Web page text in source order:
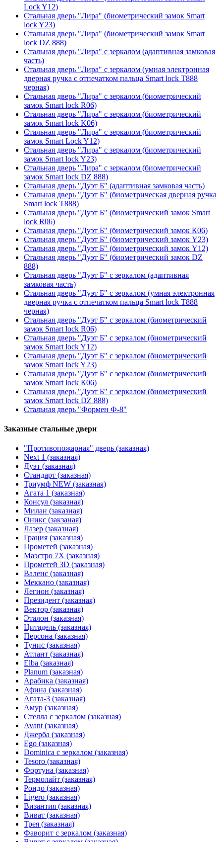
Lock Y12)
Стальная дверь "Лира" (биометрический замок Smart
lock Y23)
Стальная дверь "Лира" (биометрический замок Smart
lock DZ 888)
Стальная дверь "Лира" с зеркалом (адаптивная замковая
часть)
Стальная дверь "Лира" с зеркалом (умная электронная
дверная ручка с отпечатком пальца Smart lock T888
черная)
Стальная дверь "Лира" с зеркалом (биометрический
замок Smart lock R06)
Стальная дверь "Лира" с зеркалом (биометрический
замок Smart lock K06)
Стальная дверь "Лира" с зеркалом (биометрический
замок Smart Lock Y12)
Стальная дверь "Лира" с зеркалом (биометрический
замок Smart lock Y23)
Стальная дверь "Лира" с зеркалом (биометрический
замок Smart lock DZ 888)
Стальная дверь "Дуэт Б" (адаптивная замковая часть)
Стальная дверь "Дуэт Б" (биометрическая дверная ручка
Smart lock T888)
Стальная дверь "Дуэт Б" (биометрический замок Smart
lock R06)
Стальная дверь "Дуэт Б" (биометрический замок К06)
Стальная дверь "Дуэт Б" (биометрический замок Y23)
Стальная дверь "Дуэт Б" (биометрический замок Y12)
Стальная дверь "Дуэт Б" (биометрический замок DZ
888)
Стальная дверь "Дуэт Б" с зеркалом (адаптивная
замковая часть)
Стальная дверь "Дуэт Б" с зеркалом (умная электронная
дверная ручка с отпечатком пальца Smart lock T888
черная)
Стальная дверь "Дуэт Б" с зеркалом (биометрический
замок Smart lock R06)
Стальная дверь "Дуэт Б" с зеркалом (биометрический
замок Smart lock Y12)
Стальная дверь "Дуэт Б" с зеркалом (биометрический
замок Smart lock Y23)
Стальная дверь "Дуэт Б" с зеркалом (биометрический
замок Smart lock К06)
Стальная дверь "Дуэт Б" с зеркалом (биометрический
замок Smart lock DZ 888)
Стальная дверь "Формен Ф-8"
Заказные стальные двери
"Противопожарная" дверь (заказная)
Next 1 (заказная)
Дуэт (заказная)
Стандарт (заказная)
Триумф NEW (заказная)
Агата 1 (заказная)
Консул (заказная)
Милан (заказная)
Оникс (закзаная)
Лазер (заказная)
Грация (заказная)
Прометей (заказная)
Маэстро 7Х (заказная)
Прометей 3D (заказная)
Валенс (заказная)
Меккано (заказная)
Легион (заказная)
Президент (заказная)
Вектор (заказная)
Эталон (заказная)
Цитадель (заказная)
Персона (заказная)
Тунис (заказная)
Атлант (заказная)
Elba (заказная)
Planum (заказная)
Арабика (заказная)
Афина (заказная)
Агата-3 (заказная)
Амур (заказная)
Стелла с зеркалом (заказная)
Avant (заказная)
Джерба (заказная)
Ego (заказная)
Dominica с зеркалом (заказная)
Tesoro (заказная)
Фортуна (заказная)
Термолайт (заказная)
Рондо (заказная)
Ligero (заказная)
Византия (заказная)
Виват (заказная)
Трея (заказная)
Фаворит с зеркалом (заказная)